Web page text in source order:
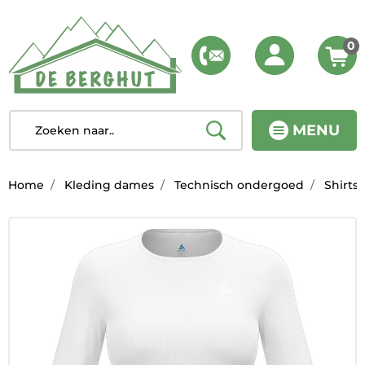
MENU
0
Home Kleding dames Technisch ondergoed Shirts